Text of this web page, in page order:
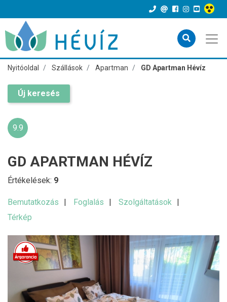
Nyitóoldal Szállások Apartman GD Apartman Hévíz
Új keresés
9.9
GD APARTMAN HÉVÍZ
Értékelések: 9
Bemutatkozás Foglalás
Szolgáltatások
Térkép